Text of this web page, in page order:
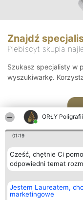
ORŁY Poligrafii
01:19
Cześć, chętnie Ci
odpowiedni temat
Jestem Laureatem,
marketingowe
Znajdź
Plebiscyt skupia
Szukasz specjalisty w
wyszukiwarkę.
Organizator plebiscytu
Bright Side Solutions sp. z o.
o. sp. k.